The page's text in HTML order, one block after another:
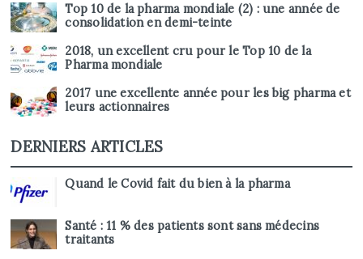
Top 10 de la pharma mondiale (2) : une année de
consolidation en demi-teinte
2018, un excellent cru pour le Top 10 de la
Pharma mondiale
2017 une excellente année pour les big pharma et
leurs actionnaires
DERNIERS ARTICLES
Quand le Covid fait du bien à la pharma
Santé : 11 % des patients sont sans médecins
traitants